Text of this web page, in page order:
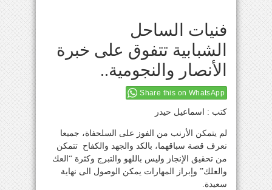
فنيات الساحل
الشبابية تتفوق على خبرة
الأنصار والنجومية..
Share this on WhatsApp
كتب : اسماعيل حيدر
لم يتمكن الأرنب من الفوز على السلحفاة، جميعا
نعرف قصة سباقهما، بالكد والجهد والكفاح تتمكن
من تحقيق الإنجاز وليس باللهو والتبرج وكثرة “العك
والعلك” وإبراز المهارات يمكن الوصول الى نهاية
سعيدة.